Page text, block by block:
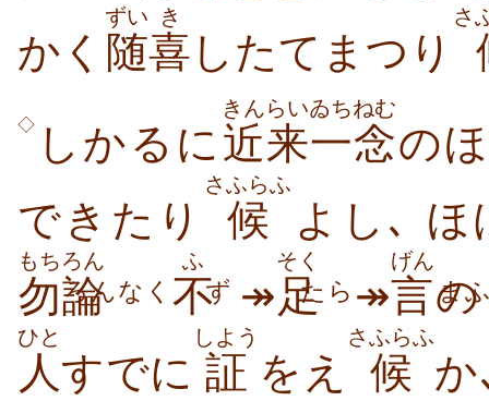
かく 随
ずい
喜
き
したてまつり
さ
◇ しかるに近来
きんらい
一念
ゐちねむ
の
できたり
候
さふらふ
よし､
勿論
もちろん
ろんなく 不
ふ
ず ↠足
そく
たら ↠言
げん
の
ま
人
ひと
すでに 証
しよう
をえ 候
さふらふ
か